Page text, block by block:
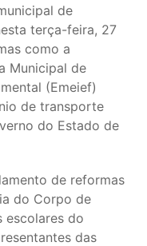
de
terça-feira, 27
como a
Municipal de
(Emeief)
de transporte
do Estado de
de reformas
do Corpo de
escolares do
das